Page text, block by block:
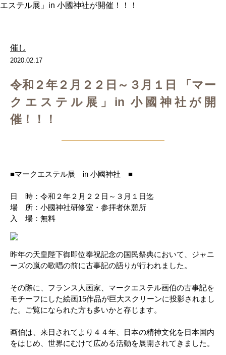
エステル展」in 小國神社が開催！！！
催し
2020.02.17
令和２年２月２２日～３月１日 「マー
クエステル展」in 小國神社が開
催！！！
■マークエステル展 in 小國神社 ■
日 時：令和２年２月２２日～３月１日迄
場 所：小國神社研修室・参拝者休憩所
入 場：無料
昨年の天皇陛下御即位奉祝記念の国民祭典において、ジャニ
ーズの嵐の歌唱の前に古事記の語りが行われました。
その際に、フランス人画家、マークエステル画伯の古事記を
モチーフにした絵画15作品が巨大スクリーンに投影されまし
た。ご覧になられた方も多いかと存じます。
画伯は、来日されてより４４年、日本の精神文化を日本国内
をはじめ、世界にむけて広める活動を展開されてきました。